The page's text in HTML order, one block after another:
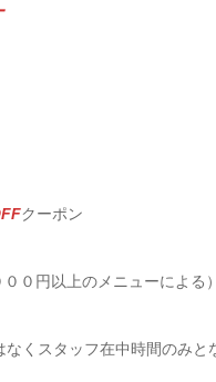
クーポン
０円以上のメニューによる）
くスタッフ在中時間のみと